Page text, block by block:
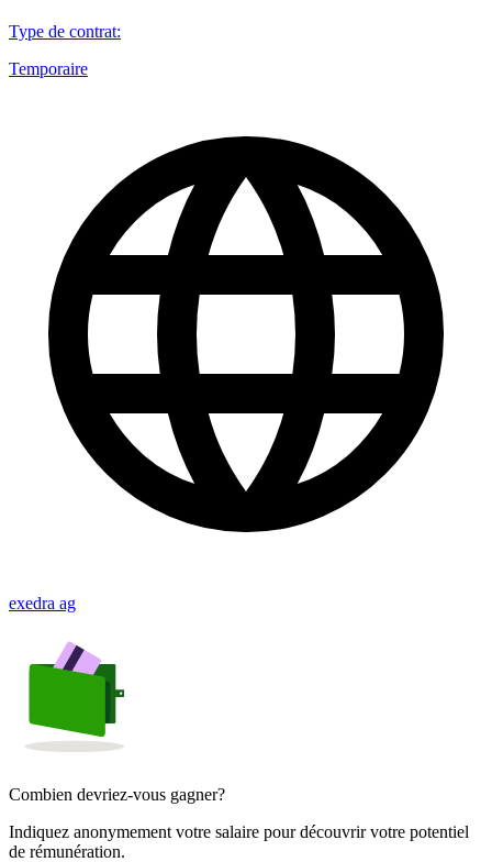
Type de contrat:
Temporaire
exedra ag
Combien devriez-vous gagner?
Indiquez anonymement votre salaire pour découvrir votre potentiel
de rémunération.